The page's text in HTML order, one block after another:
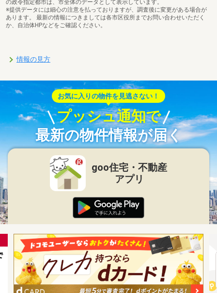
の政令指定都市は、市全体のデータとして表示しています。
※提供データには細心の注意を払っておりますが、調査後に変更がある場合が
あります。 最新の情報につきましては各市区役所までお問い合わせいただく
か、自治体HPなどをご確認ください。
情報の見方
お気に入りの物件を見逃さない！
プッシュ通知で
最新の物件情報が届く
goo住宅・不動産
アプリ